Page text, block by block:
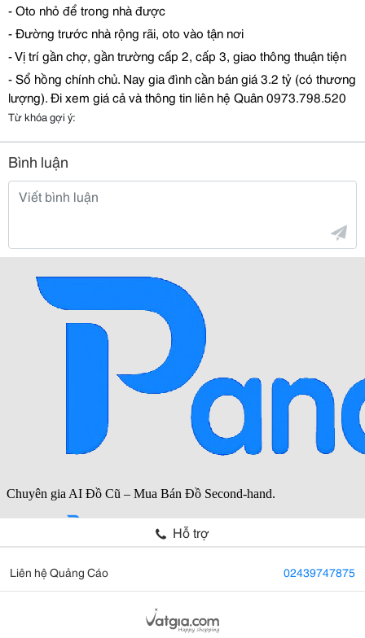
- Oto nhỏ để trong nhàđược
-Đường trước nhà rộng rãi, oto vào tận nơi
- Vịtrí gần chợ, gần trường cấp 2, cấp 3, giao thông thuận tiện
- Sổ hồng chính chủ. Nay giađình cần bán giá 3.2 tỷ (có thương
lượng).Đi xem giá cảvà thông tin liên hệ Quân 0973.798.520
Từ khóa gợi ý:
Bình luận
Hỗ trợ
Liên hệ Quảng Cáo 02439747875